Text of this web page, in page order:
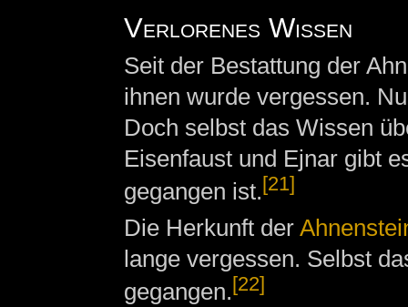
Verlorenes Wissen
Seit der Bestattung der
ihnen wurde vergessen.
Doch selbst das Wissen
Eisenfaust und Ejnar gibt
gegangen ist. [21]
Die Herkunft der
lange vergessen. Selbst
gegangen. [22]